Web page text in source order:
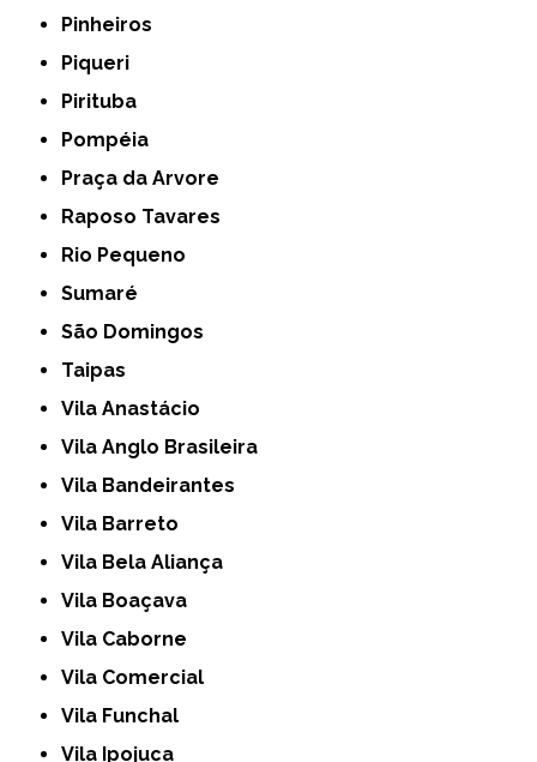
Pinheiros
Piqueri
Pirituba
Pompéia
Praça da Arvore
Raposo Tavares
Rio Pequeno
Sumaré
São Domingos
Taipas
Vila Anastácio
Vila Anglo Brasileira
Vila Bandeirantes
Vila Barreto
Vila Bela Aliança
Vila Boaçava
Vila Caborne
Vila Comercial
Vila Funchal
Vila Ipojuca